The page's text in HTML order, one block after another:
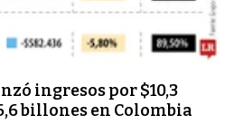
ingresos por $10,3
billones en Colombia